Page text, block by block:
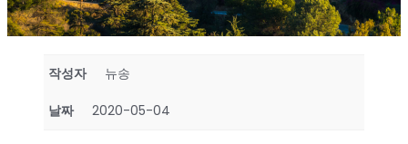
작성자 뉴송
날짜 2020-05-04